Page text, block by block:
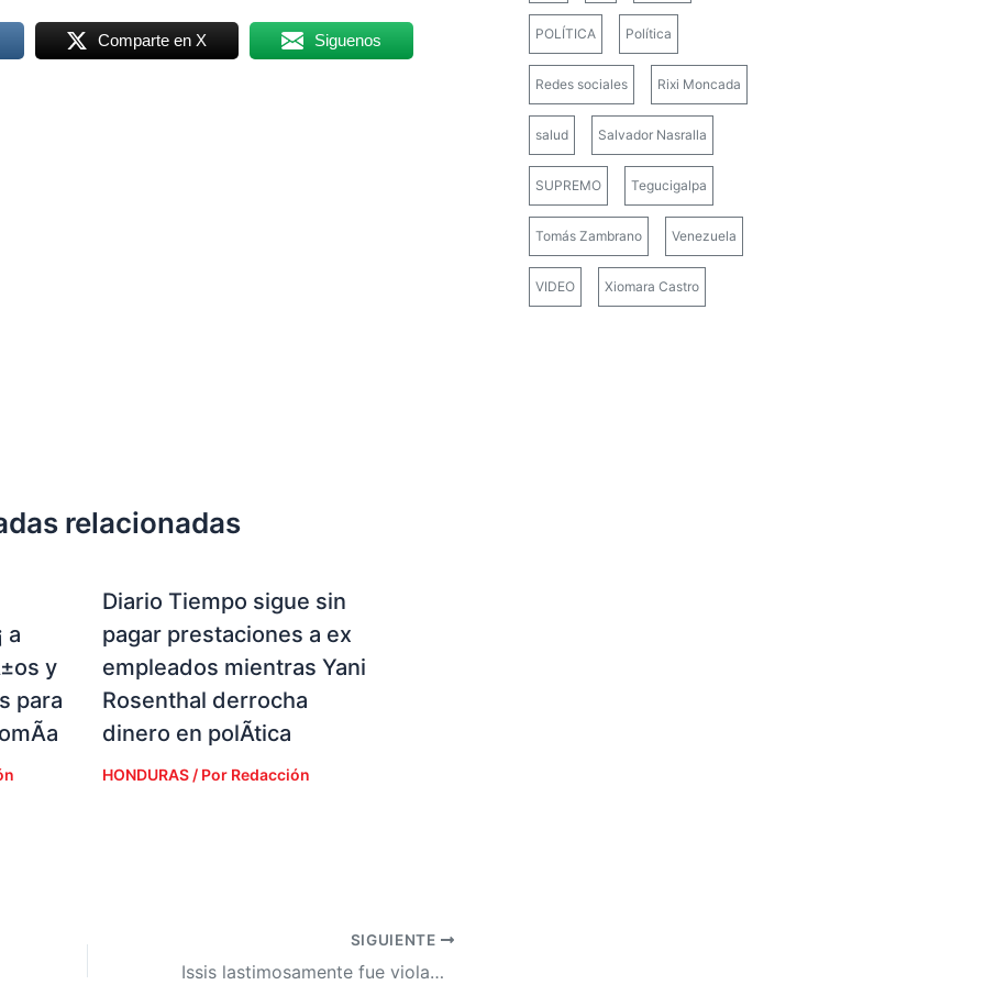
Comparte en X Siguenos
relacionadas
a
y
para
Diario Tiempo sigue sin
pagar prestaciones a ex
empleados mientras Yani
Rosenthal derrocha
dinero en polÃ­tica
HONDURAS/ Por Redacción
SIGUIENTE
Issis lastimosamente fue violada hace unos aÃ±os, pero afirma haber superado esa etapa en su vida
POLÍTICA Política
Redes sociales Rixi Moncada
salud Salvador Nasralla
SUPREMO Tegucigalpa
Tomás Zambrano Venezuela
VIDEO Xiomara Castro